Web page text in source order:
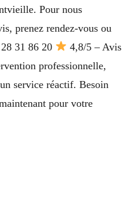
Pour nous
prenez rendez-vous ou
31 86 20
4,8/5 – Avis
professionnelle,
service réactif. Besoin
pour votre